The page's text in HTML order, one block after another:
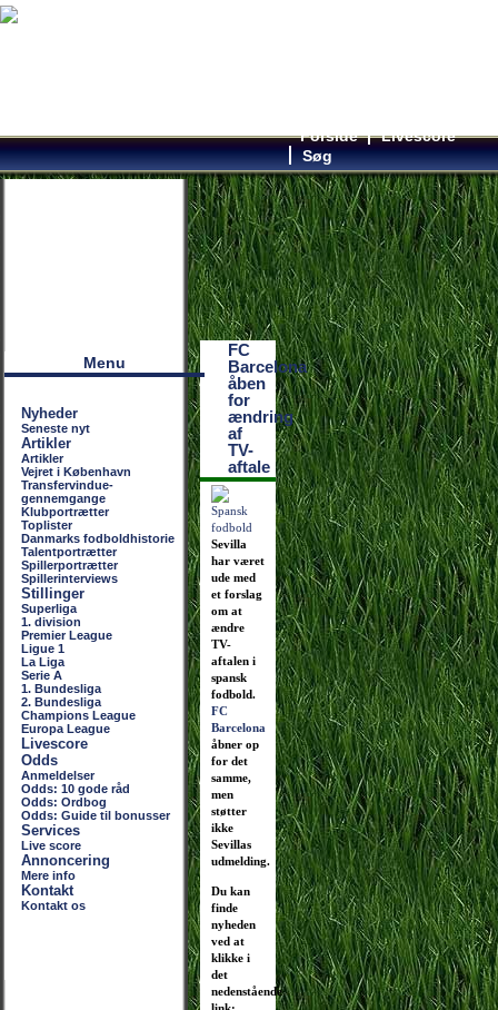
Forside
Livescore
Søg
Menu
Nyheder
Seneste nyt
Artikler
Artikler
Vejret i København
Transfervindue-
gennemgange
Klubportrætter
Toplister
Danmarks fodboldhistorie
Talentportrætter
Spillerportrætter
Spillerinterviews
Stillinger
Superliga
1. division
Premier League
Ligue 1
La Liga
Serie A
1. Bundesliga
2. Bundesliga
Champions League
Europa League
Livescore
Odds
Anmeldelser
Odds: 10 gode råd
Odds: Ordbog
Odds: Guide til bonusser
Services
Live score
Annoncering
Mere info
Kontakt
Kontakt os
FC
Barcelona
åben
for
ændring
af
TV-
aftale
Sevilla
har været
ude med
et forslag
om at
ændre
TV-
aftalen i
spansk
fodbold.
FC
Barcelona
åbner op
for det
samme,
men
støtter
ikke
Sevillas
udmelding.
Du kan
finde
nyheden
ved at
klikke i
det
nedenstående